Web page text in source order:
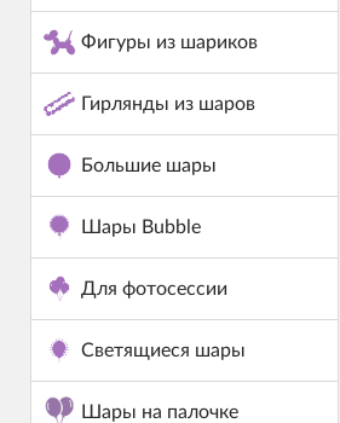
Фигуры из шариков
Гирлянды из шаров
Большие шары
Шары Bubble
Для фотосессии
Светящиеся шары
Шары на палочке